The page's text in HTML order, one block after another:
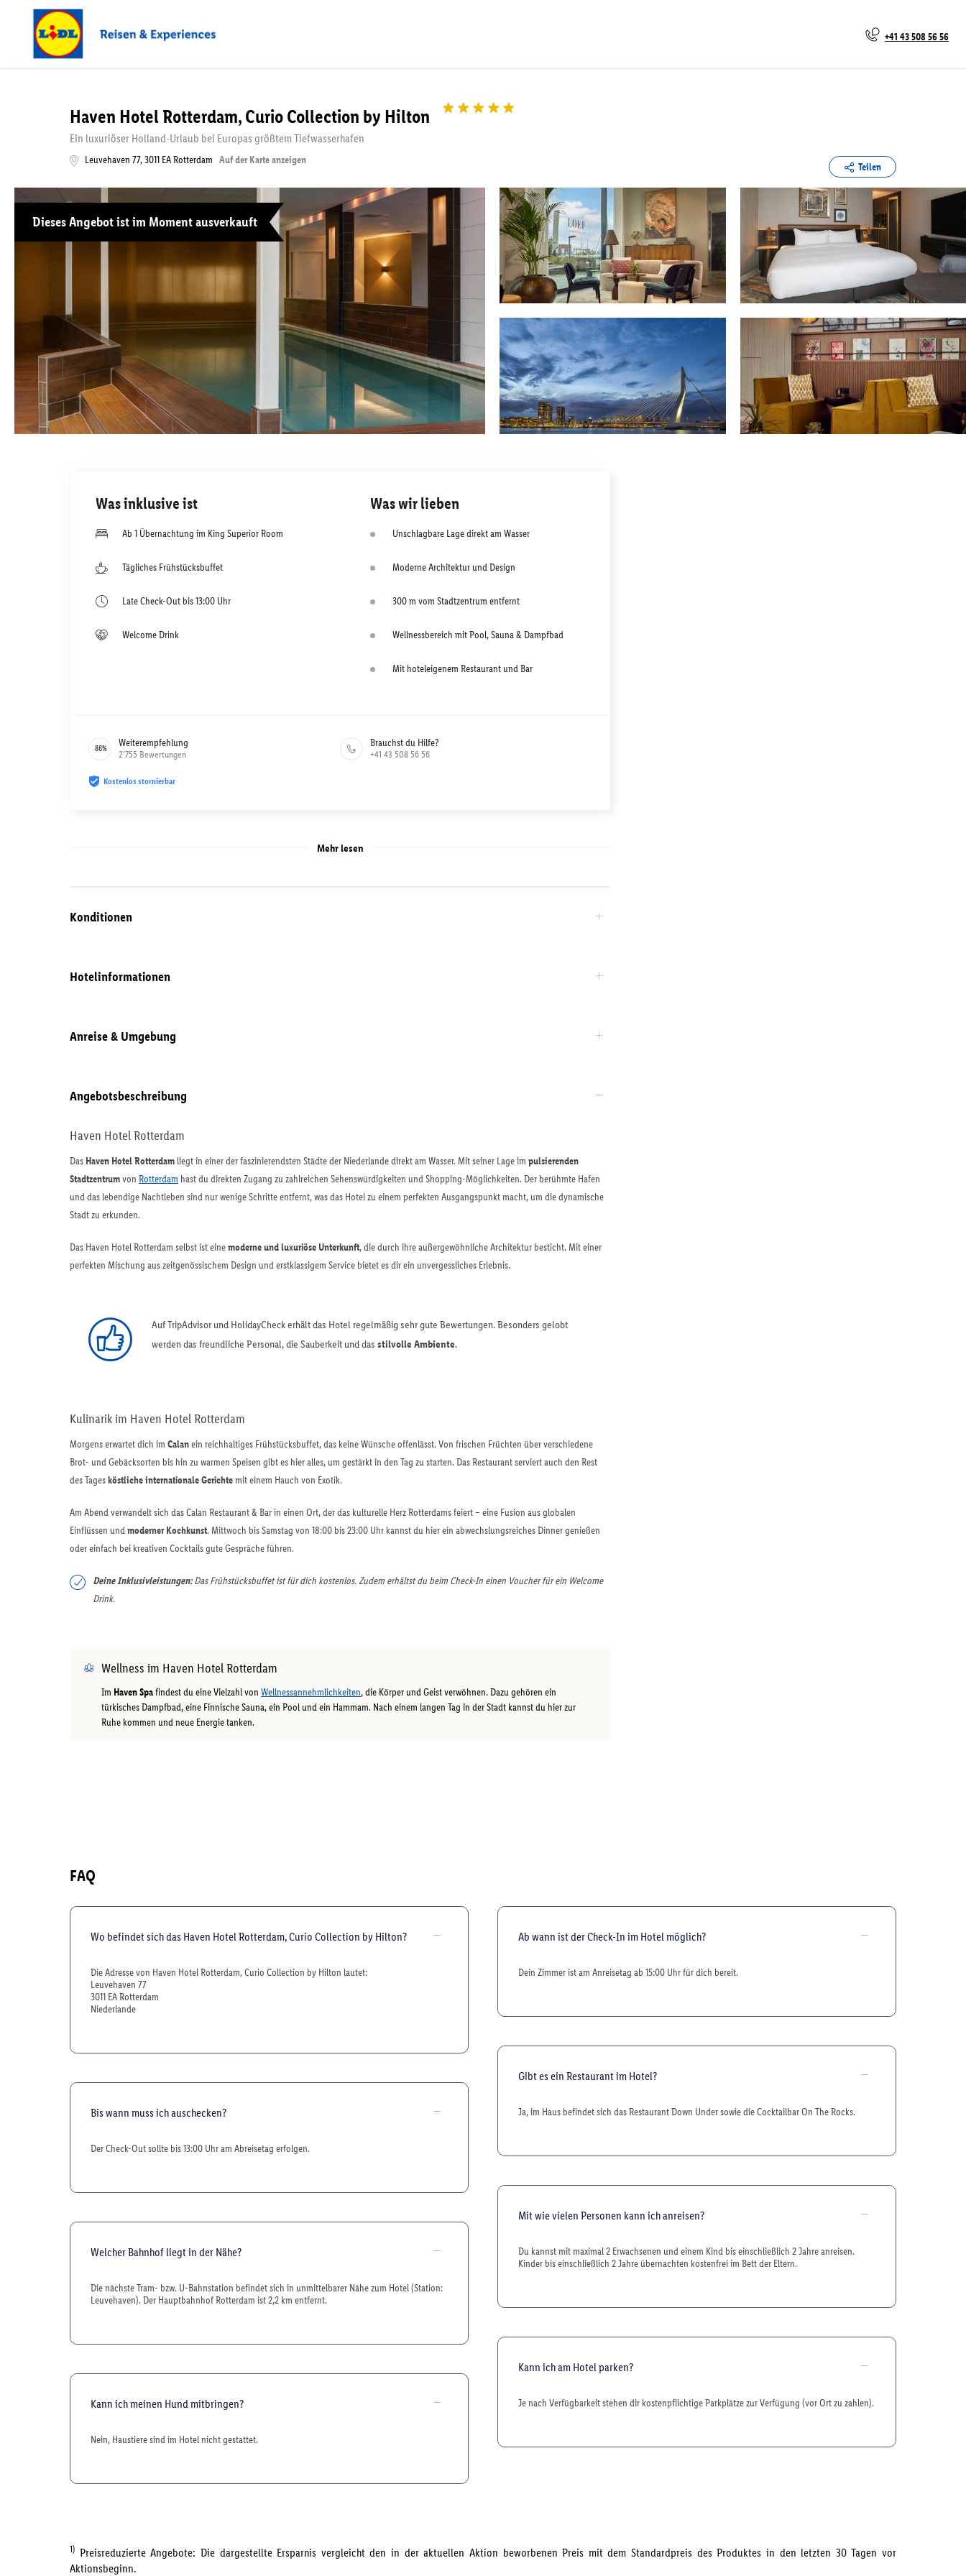
+41 43 508 56 56
Haven Hotel Rotterdam, Curio Collection by Hilton
Ein luxuriöser Holland-Urlaub bei Europas größtem Tiefwasserhafen
Leuvehaven 77,3011 EARotterdam Auf der Karte anzeigen
Teilen
Dieses Angebot ist im Moment ausverkauft
Was inklusive ist
Ab 1 Übernachtung im King Superior Room
Tägliches Frühstücksbuffet
Late Check-Out bis 13:00 Uhr
Welcome Drink
Was wir lieben
Unschlagbare Lage direkt am Wasser
Moderne Architektur und Design
300 m vom Stadtzentrum entfernt
Wellnessbereich mit Pool, Sauna & Dampfbad
Mit hoteleigenem Restaurant und Bar
86% Weiterempfehlung
2’755 Bewertungen
Brauchst du Hilfe?
+41 43 508 56 56
Kostenlos stornierbar
Mehr lesen
Konditionen
Hotelinformationen
Anreise & Umgebung
Angebotsbeschreibung
Haven Hotel Rotterdam
Das Haven Hotel Rotterdam liegt in einer der faszinierendsten Städte der Niederlande direkt am Wasser. Mit seiner Lage im pulsierenden
Stadtzentrumvon Rotterdam hast du direkten Zugang zu zahlreichen Sehenswürdigkeiten und Shopping-Möglichkeiten. Der berühmte Hafen
und das lebendige Nachtleben sind nur wenige Schritte entfernt, was das Hotel zu einem perfekten Ausgangspunkt macht, um die dynamische
Stadt zu erkunden.
Das Haven Hotel Rotterdam selbst ist einemoderne und luxuriöse Unterkunft, die durch ihre außergewöhnliche Architektur besticht. Mit einer
perfekten Mischung aus zeitgenössischem Design und erstklassigem Service bietet es dir ein unvergessliches Erlebnis.
Auf TripAdvisor und HolidayCheck erhält das Hotel regelmäßig sehr gute Bewertungen. Besonders gelobt
werden das freundliche Personal, die Sauberkeit und das stilvolle Ambiente.
Kulinarik im Haven Hotel Rotterdam
Morgens erwartet dich im Calanein reichhaltiges Frühstücksbuffet, das keine Wünsche offenlässt. Von frischen Früchten über verschiedene
Brot- und Gebäcksorten bis hin zu warmen Speisen gibt es hier alles, um gestärkt in den Tag zu starten. Das Restaurant serviert auch den Rest
des Tagesköstliche internationale Gerichtemit einem Hauch von Exotik.
Am Abend verwandelt sich das Calan Restaurant & Bar in einen Ort, der das kulturelle Herz Rotterdams feiert – eine Fusion aus globalen
Einflüssen undmoderner Kochkunst. Mittwoch bis Samstag von 18:00 bis 23:00 Uhr kannst du hier ein abwechslungsreiches Dinner genießen
oder einfach bei kreativen Cocktails gute Gespräche führen.
Deine Inklusivleistungen:Das Frühstücksbuffet ist für dich kostenlos. Zudem erhältst du beim Check-In einen Voucher für ein Welcome
Drink.
Wellness im Haven Hotel Rotterdam
Im Haven Spafindest du eine Vielzahl von Wellnessannehmlichkeiten, die Körper und Geist verwöhnen. Dazu gehören ein
türkisches Dampfbad, eine Finnische Sauna, ein Pool und ein Hammam. Nach einem langen Tag in der Stadt kannst du hier zur
Ruhe kommen und neue Energie tanken.
FAQ
Wo befindet sich das Haven Hotel Rotterdam, Curio Collection by Hilton?
Die Adresse von Haven Hotel Rotterdam, Curio Collection by Hilton lautet:
Leuvehaven 77
3011 EA Rotterdam
Niederlande
Bis wann muss ich auschecken?
Der Check-Out sollte bis 13:00 Uhr am Abreisetag erfolgen.
Welcher Bahnhof liegt in der Nähe?
Die nächste Tram- bzw. U-Bahnstation befindet sich in unmittelbarer Nähe zum Hotel (Station:
Leuvehaven). Der Hauptbahnhof Rotterdam ist 2,2 km entfernt.
Kann ich meinen Hund mitbringen?
Nein, Haustiere sind im Hotel nicht gestattet.
Ab wann ist der Check-In im Hotel möglich?
Dein Zimmer ist am Anreisetag ab 15:00 Uhr für dich bereit.
Gibt es ein Restaurant im Hotel?
Ja, im Haus befindet sich das Restaurant Down Under sowie die Cocktailbar On The Rocks.
Mit wie vielen Personen kann ich anreisen?
Du kannst mit maximal 2 Erwachsenen und einem Kind bis einschließlich 2 Jahre anreisen.
Kinder bis einschließlich 2 Jahre übernachten kostenfrei im Bett der Eltern.
Kann ich am Hotel parken?
Je nach Verfügbarkeit stehen dir kostenpflichtige Parkplätze zur Verfügung (vor Ort zu zahlen).
1) Preisreduzierte Angebote: Die dargestellte Ersparnis vergleicht den in der aktuellen Aktion beworbenen Preis mit dem Standardpreis des Produktes in den letzten 30 Tagen vor
Aktionsbeginn.